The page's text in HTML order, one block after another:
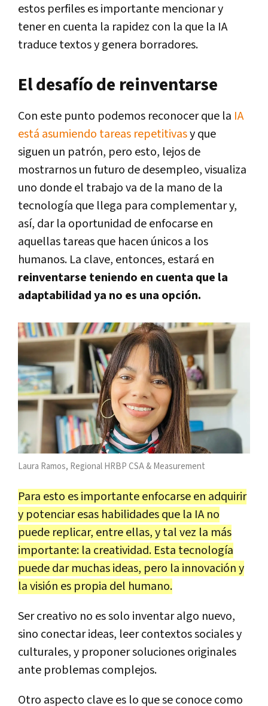
estos perfiles es importante mencionar y
tener en cuenta la rapidez con la que la IA
traduce textos y genera borradores.
El desafío de reinventarse
Con este punto podemos reconocer que la IA
está asumiendo tareas repetitivasy que
siguen un patrón, pero esto, lejos de
mostrarnos un futuro de desempleo, visualiza
uno donde el trabajo va de la mano de la
tecnología que llega para complementar y,
así, dar la oportunidad de enfocarse en
aquellas tareas que hacen únicos a los
humanos. La clave, entonces, estará en
reinventarse teniendo en cuenta que la
adaptabilidad ya no es una opción.
Laura Ramos, Regional HRBP CSA & Measurement
Para esto es importante enfocarse en adquirir
y potenciar esas habilidades que la IA no
puede replicar, entre ellas, y tal vez la más
importante: la creatividad. Esta tecnología
puede dar muchas ideas, pero la innovación y
la visión es propia del humano.
Ser creativo no es solo inventar algo nuevo,
sino conectar ideas, leer contextos sociales y
culturales, y proponer soluciones originales
ante problemas complejos.
Otro aspecto clave es lo que se conoce como